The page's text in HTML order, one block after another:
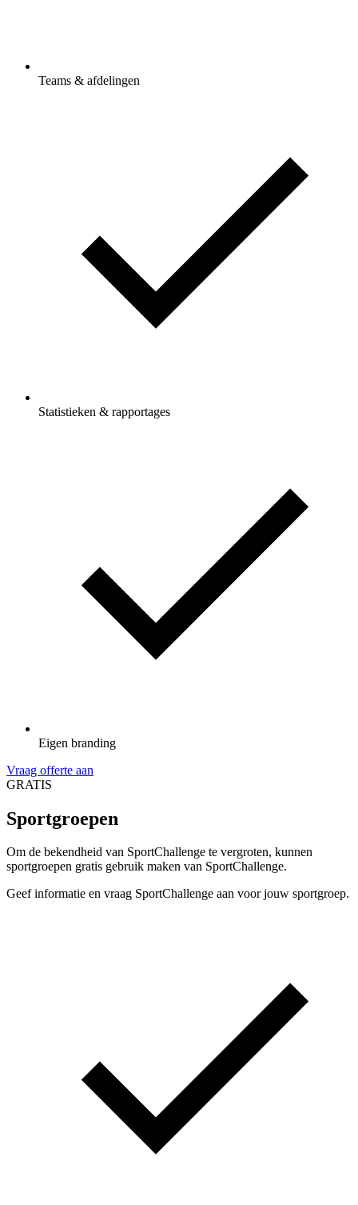
Teams & afdelingen
Statistieken & rapportages
Eigen branding
Vraag offerte aan
GRATIS
Sportgroepen
Om de bekendheid van SportChallenge te vergroten, kunnen
sportgroepen gratis gebruik maken van SportChallenge.
Geef informatie en vraag SportChallenge aan voor jouw sportgroep.